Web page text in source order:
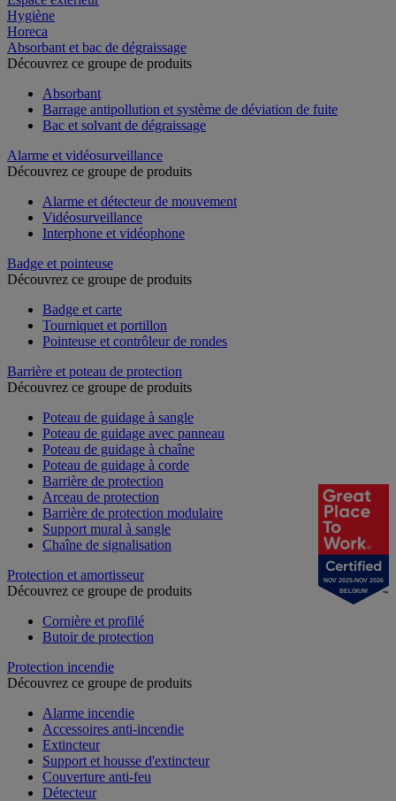
Hygiène
Horeca
Absorbant et bac de dégraissage
Découvrez ce groupe de produits
Absorbant
Barrage antipollution et système de déviation de fuite
Bac et solvant de dégraissage
Alarme et vidéosurveillance
Découvrez ce groupe de produits
Alarme et détecteur de mouvement
Vidéosurveillance
Interphone et vidéophone
Badge et pointeuse
Découvrez ce groupe de produits
Badge et carte
Tourniquet et portillon
Pointeuse et contrôleur de rondes
Barrière et poteau de protection
Découvrez ce groupe de produits
Poteau de guidage à sangle
Poteau de guidage avec panneau
Poteau de guidage à chaîne
Poteau de guidage à corde
Barrière de protection
Arceau de protection
Barrière de protection modulaire
Support mural à sangle
Chaîne de signalisation
Protection et amortisseur
Découvrez ce groupe de produits
Cornière et profilé
Butoir de protection
Protection incendie
Découvrez ce groupe de produits
Alarme incendie
Accessoires anti-incendie
Extincteur
Support et housse d'extincteur
Couverture anti-feu
Détecteur
NOV 2025-NOV 2026
BELGIUM